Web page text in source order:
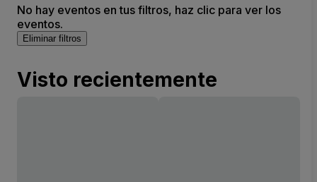
No hay eventos en tus filtros, haz clic para ver los
eventos.
Eliminar filtros
Visto recientemente